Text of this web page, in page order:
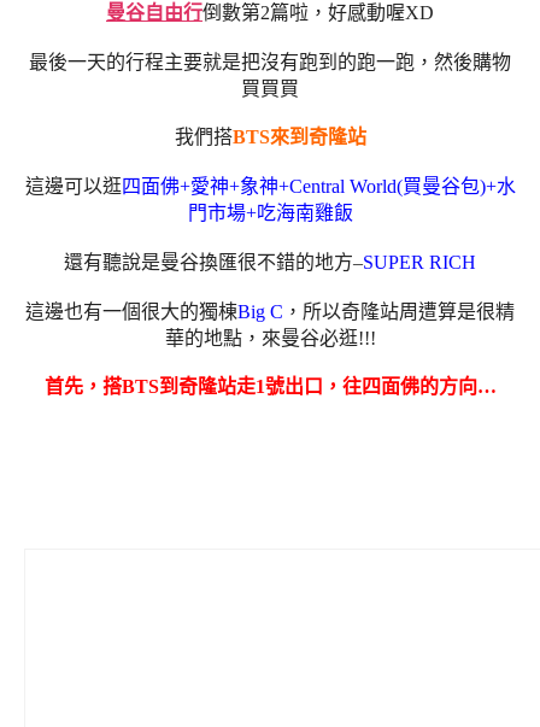
曼谷自由行倒數第2篇啦，好感動喔XD
最後一天的行程主要就是把沒有跑到的跑一跑，然後購物
買買買
我們搭BTS來到奇隆站
這邊可以逛四面佛+愛神+象神+Central World(買曼谷包)+水
門市場+吃海南雞飯
還有聽說是曼谷換匯很不錯的地方–SUPER RICH
這邊也有一個很大的獨棟Big C ，所以奇隆站周遭算是很精
華的地點，來曼谷必逛!!!
首先，搭BTS到奇隆站走1號出口，往四面佛的方向…